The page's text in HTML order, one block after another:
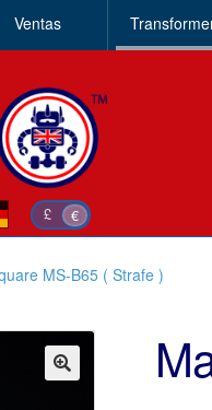
Ventas
£ €
MS-B65 ( Strafe )